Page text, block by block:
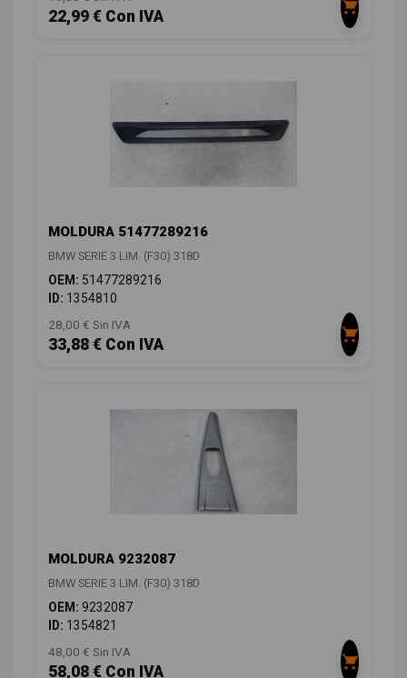
22,99 € Con IVA
MOLDURA 51477289216
BMW SERIE 3 LIM. (F30) 318D
OEM: 51477289216
ID: 1354810
28,00 € Sin IVA
33,88 € Con IVA
MOLDURA 9232087
BMW SERIE 3 LIM. (F30) 318D
OEM: 9232087
ID: 1354821
48,00 € Sin IVA
58,08 € Con IVA